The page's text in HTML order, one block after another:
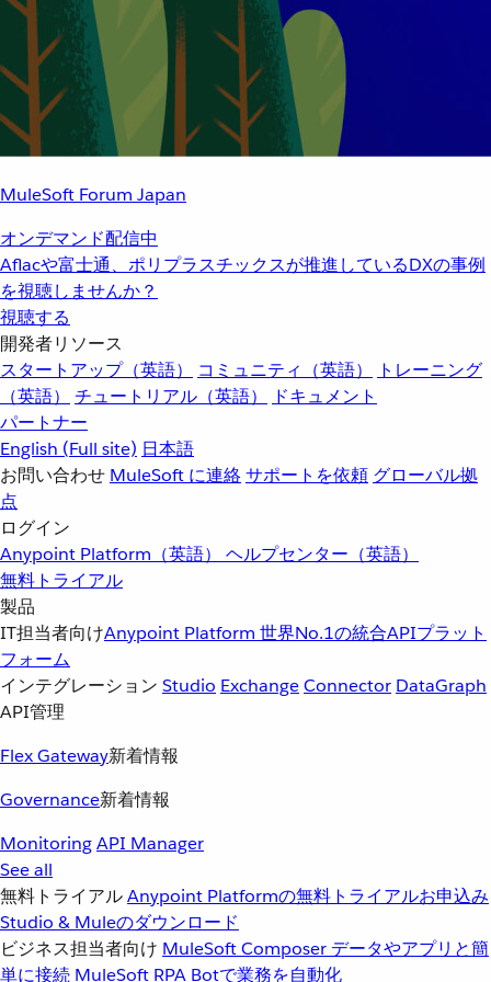
MuleSoft Forum Japan
オンデマンド配信中
Aflacや富士通、ポリプラスチックスが推進しているDXの事例
を視聴しませんか？
視聴する
開発者リソース
スタートアップ（英語）
コミュニティ（英語）
トレーニング
（英語）
チュートリアル（英語）
ドキュメント
パートナー
English (Full site) 日本語
お問い合わせ MuleSoft に連絡サポートを依頼 グローバル拠
点
ログイン
Anypoint Platform（英語） ヘルプセンター（英語）
無料トライアル
製品
IT担当者向けAnypoint Platform 世界No.1の統合APIプラット
フォーム
インテグレーション Studio ExchangeConnector DataGraph
API管理
Flex Gateway新着情報
Governance新着情報
MonitoringAPI Manager
See all
無料トライアルAnypoint Platformの無料トライアルお申込み
Studio & Muleのダウンロード
ビジネス担当者向け MuleSoft Composer データやアプリと簡
単に接続 MuleSoft RPA Botで業務を自動化